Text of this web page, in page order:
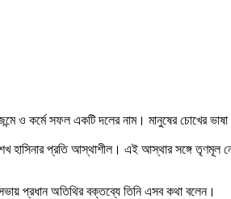
ও কর্মে সফল একটি দলের নাম। মানুষের চোখের
হাসিনার প্রতি আস্থাশীল। এই আস্থার সঙ্গে তৃণমূল
প্রধান অতিথির বক্তব্যে তিনি এসব কথা বলেন।